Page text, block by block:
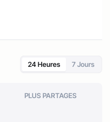
24 Heures 7 Jours
PLUS PARTAGES